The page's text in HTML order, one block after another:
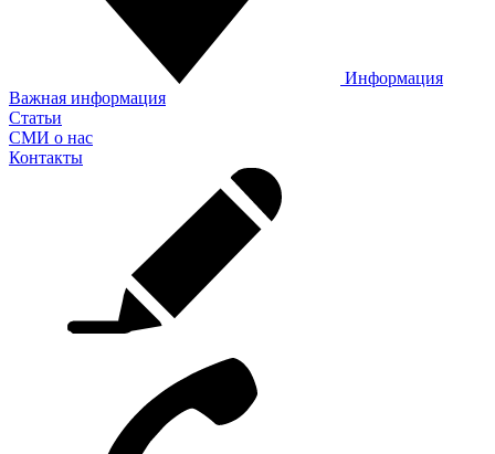
Информация
Важная информация
Статьи
СМИ о нас
Контакты